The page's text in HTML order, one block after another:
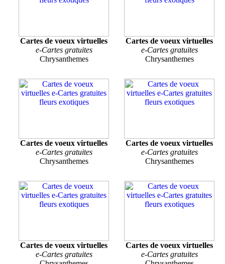
Cartes de voeux virtuelles
e-Cartes gratuites
Chrysanthemes
Cartes de voeux virtuelles
e-Cartes gratuites
Chrysanthemes
Cartes de voeux virtuelles
e-Cartes gratuites
Chrysanthemes
Cartes de voeux virtuelles
e-Cartes gratuites
Chrysanthemes
Cartes de voeux virtuelles
e-Cartes gratuites
Cartes de voeux virtuelles
e-Cartes gratuites